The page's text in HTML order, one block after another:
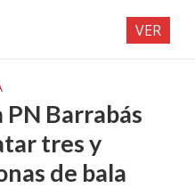
PN Barrabás
tres y
de bala
VER